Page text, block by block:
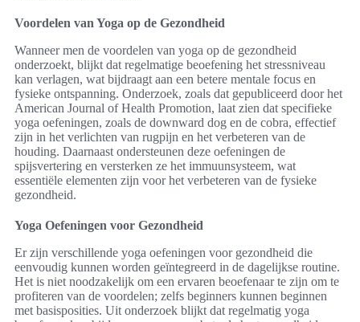
Voordelen van Yoga op de Gezondheid
Wanneer men de voordelen van yoga op de gezondheid
onderzoekt, blijkt dat regelmatige beoefening het stressniveau
kan verlagen, wat bijdraagt aan een betere mentale focus en
fysieke ontspanning. Onderzoek, zoals dat gepubliceerd door het
American Journal of Health Promotion, laat zien dat specifieke
yoga oefeningen, zoals de downward dog en de cobra, effectief
zijn in het verlichten van rugpijn en het verbeteren van de
houding. Daarnaast ondersteunen deze oefeningen de
spijsvertering en versterken ze het immuunsysteem, wat
essentiële elementen zijn voor het verbeteren van de fysieke
gezondheid.
Yoga Oefeningen voor Gezondheid
Er zijn verschillende yoga oefeningen voor gezondheid die
eenvoudig kunnen worden geïntegreerd in de dagelijkse routine.
Het is niet noodzakelijk om een ervaren beoefenaar te zijn om te
profiteren van de voordelen; zelfs beginners kunnen beginnen
met basisposities. Uit onderzoek blijkt dat regelmatig yoga